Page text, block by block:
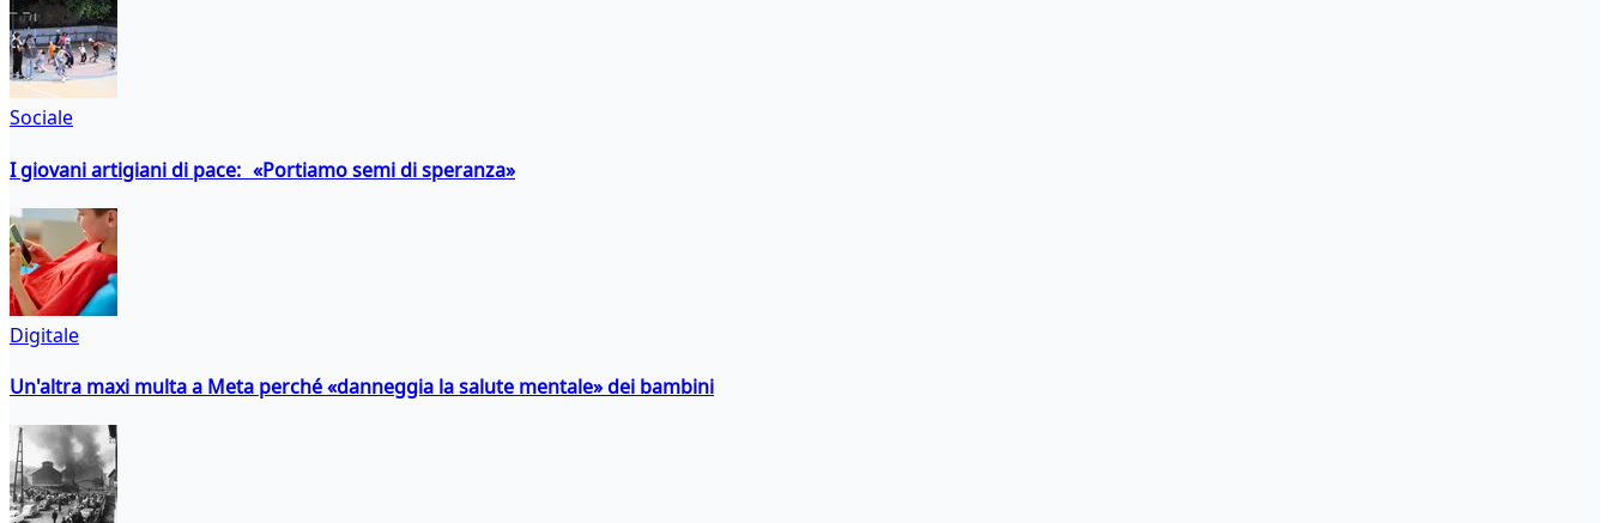
Sociale
I giovani artigiani di pace: «Portiamo semi di speranza»
Digitale
Un'altra maxi multa a Meta perché «danneggia la salute mentale» dei bambini